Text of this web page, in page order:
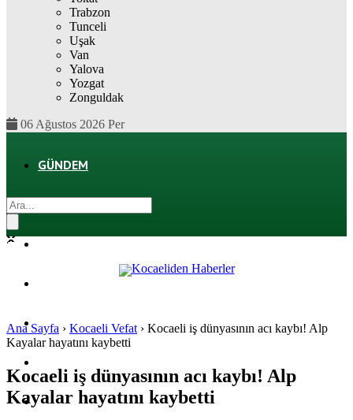
Trabzon
Tunceli
Uşak
Van
Yalova
Yozgat
Zonguldak
06 Ağustos 2026 Per
GÜNDEM
SPOR
SAĞLIK
Ana Sayfa › Kocaeli Vefat › Kocaeli iş dünyasının acı kaybı! Alp
Kayalar hayatını kaybetti
Kocaeli iş dünyasının acı kaybı! Alp
Kayalar hayatını kaybetti